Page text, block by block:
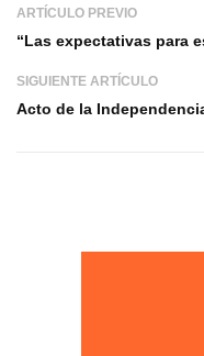
ARTÍCULO PREVIO
“Las expectativas para
SIGUIENTE ARTÍCULO
Acto de la